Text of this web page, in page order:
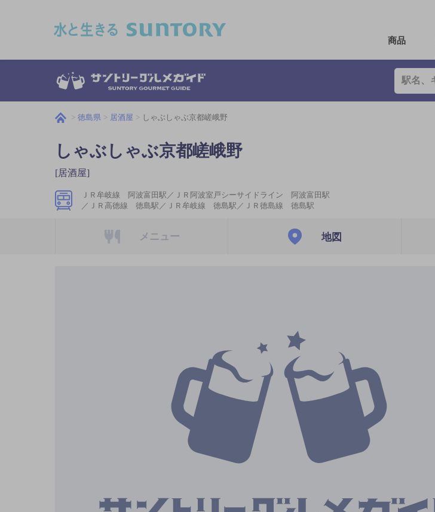
商品
徳島県 居酒屋 しゃぶしゃぶ京都嵯峨野
しゃぶしゃぶ京都嵯峨野
[居酒屋]
ＪＲ牟岐線 阿波富田駅／ＪＲ阿波室戸シーサイドライン 阿波富田駅
／ＪＲ高徳線 徳島駅／ＪＲ牟岐線 徳島駅／ＪＲ徳島線 徳島駅
メニュー 地図